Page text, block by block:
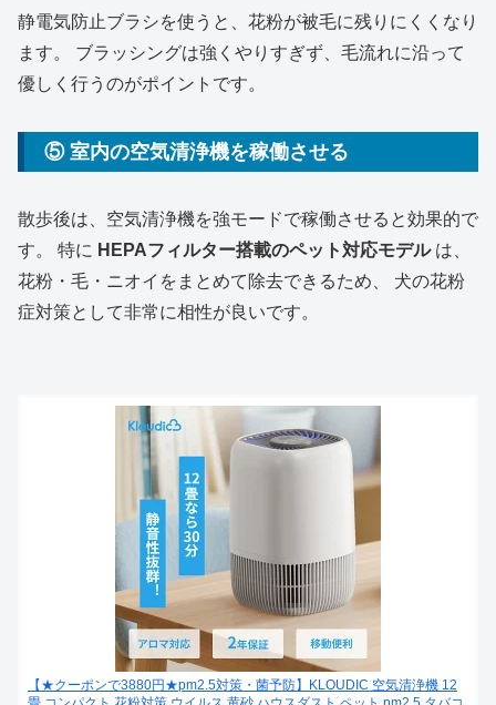
静電気防止ブラシを使うと、花粉が被毛に残りにくくなり
ます。 ブラッシングは強くやりすぎず、毛流れに沿って
優しく行うのがポイントです。
⑤ 室内の空気清浄機を稼働させる
散歩後は、空気清浄機を強モードで稼働させると効果的で
す。 特に HEPAフィルター搭載のペット対応モデルは、
花粉・毛・ニオイをまとめて除去できるため、 犬の花粉
症対策として非常に相性が良いです。
【★クーポンで3880円★pm2.5対策・菌予防】KLOUDIC 空気清浄機 12